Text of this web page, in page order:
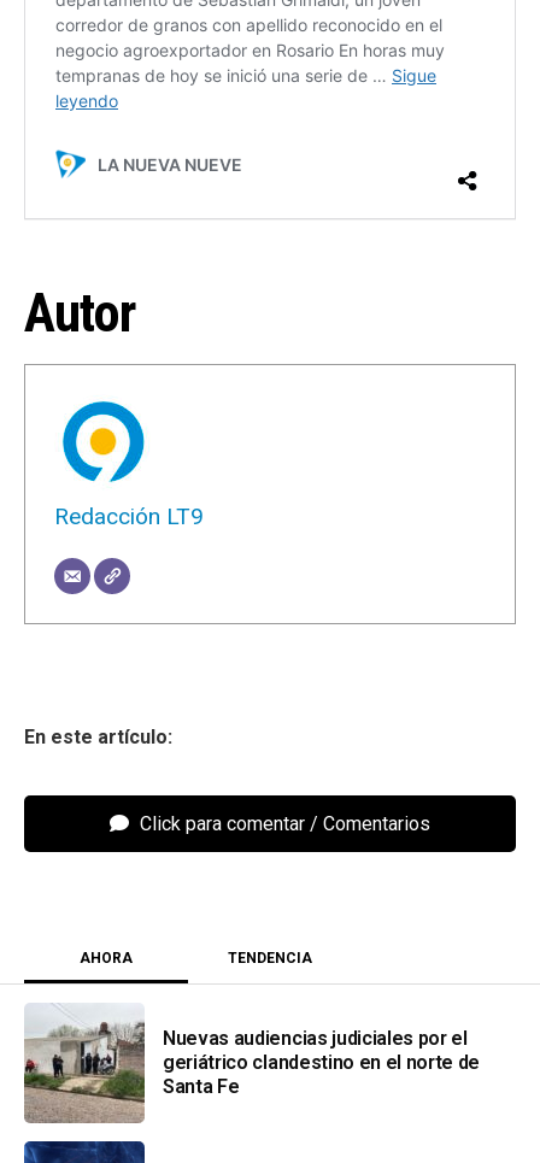
Autor
Redacción LT9
Click para comentar
AHORA TENDENCIA
Nuevas audiencias judiciales por el
geriátrico clandestino en el norte de
Santa Fe